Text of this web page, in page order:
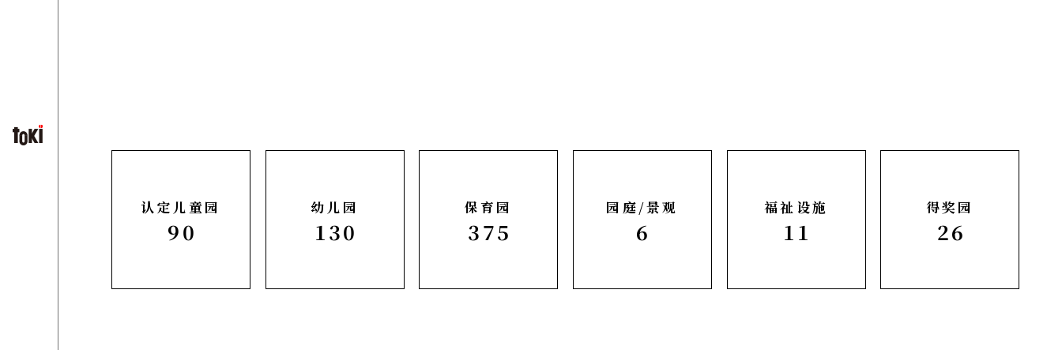
认定儿童园
90
幼儿园
130
保育园
375
园庭/景观
6
福祉设施
11
得奖园
26